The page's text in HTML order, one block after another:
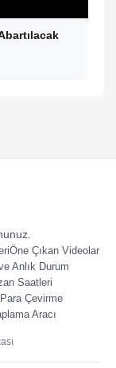
Öne Çıkan Videolar
Anlık Durum
Saatleri
Çevirme
Aracı